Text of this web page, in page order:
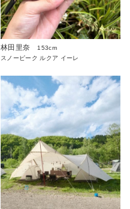
林田里奈
153cm
スノーピーク ルクア イーレ